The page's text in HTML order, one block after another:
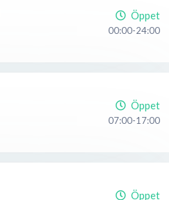
Öppet
00:00-24:00
Öppet
07:00-17:00
Öppet